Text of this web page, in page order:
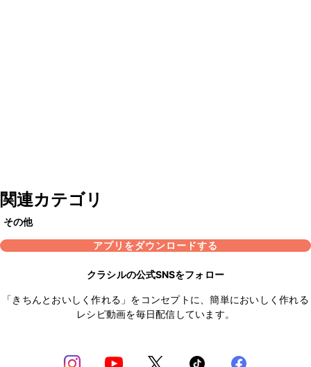
関連カテゴリ
その他
アプリをダウンロードする
クラシルの公式SNSをフォロー
「きちんとおいしく作れる」をコンセプトに、簡単においしく作れる
レシピ動画を毎日配信しています。